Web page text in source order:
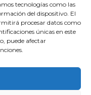
tecnologías como las
del dispositivo. El
procesar datos como
únicas en este
puede afectar
de datos